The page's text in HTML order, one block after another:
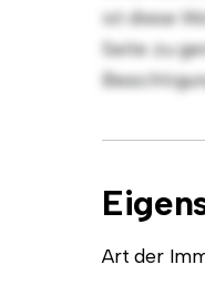
ist diese
Seite zu
Art der